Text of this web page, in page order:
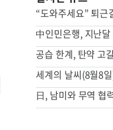
세계의 날씨(8월8